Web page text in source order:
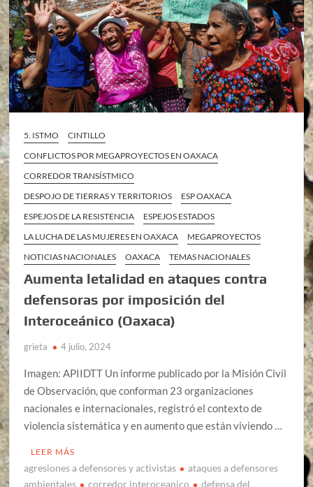
5. ISTMO
CINTILLO
CONFLICTOS POR MEGAPROYECTOS EN OAXACA
CORREDOR TRANSÍSTMICO
DESPOJO DE TIERRAS Y TERRITORIOS
ESP OAXACA
ESPEJOS DE LA RESISTENCIA
ESPEJOS ESTADOS
LA LUCHA DE LAS MUJERES EN OAXACA
MEGAPROYECTOS
NOTICIAS NACIONALES
OAXACA TEMAS NACIONALES
Aumenta letalidad en ataques contra
defensoras por imposición del
Interoceánico (Oaxaca)
grieta 4 julio, 2024
Imagen: APIIDTT Un informe publicado por la Misión Civil
de Observación, que conforman 23 organizaciones
nacionales e internacionales, registró el contexto de
violencia sistemática y en aumento que están viviendo …
LEER MÁS
agresiones a defensores y activistas
ataques a defensores
ambientales
corredor interoceanico
defensa del